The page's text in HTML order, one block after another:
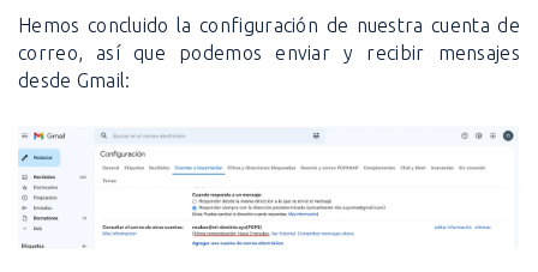
Hemos concluido la configuración de nuestra cuenta de
correo, así que podemos enviar y recibir mensajes
desde Gmail: